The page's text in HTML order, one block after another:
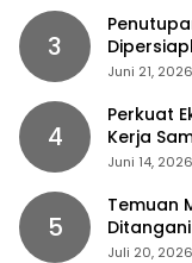
3
Juni 21, 2026
4
Perkuat
Kerja
Juni 14, 2026
5
Temuan
Juli 20, 2026